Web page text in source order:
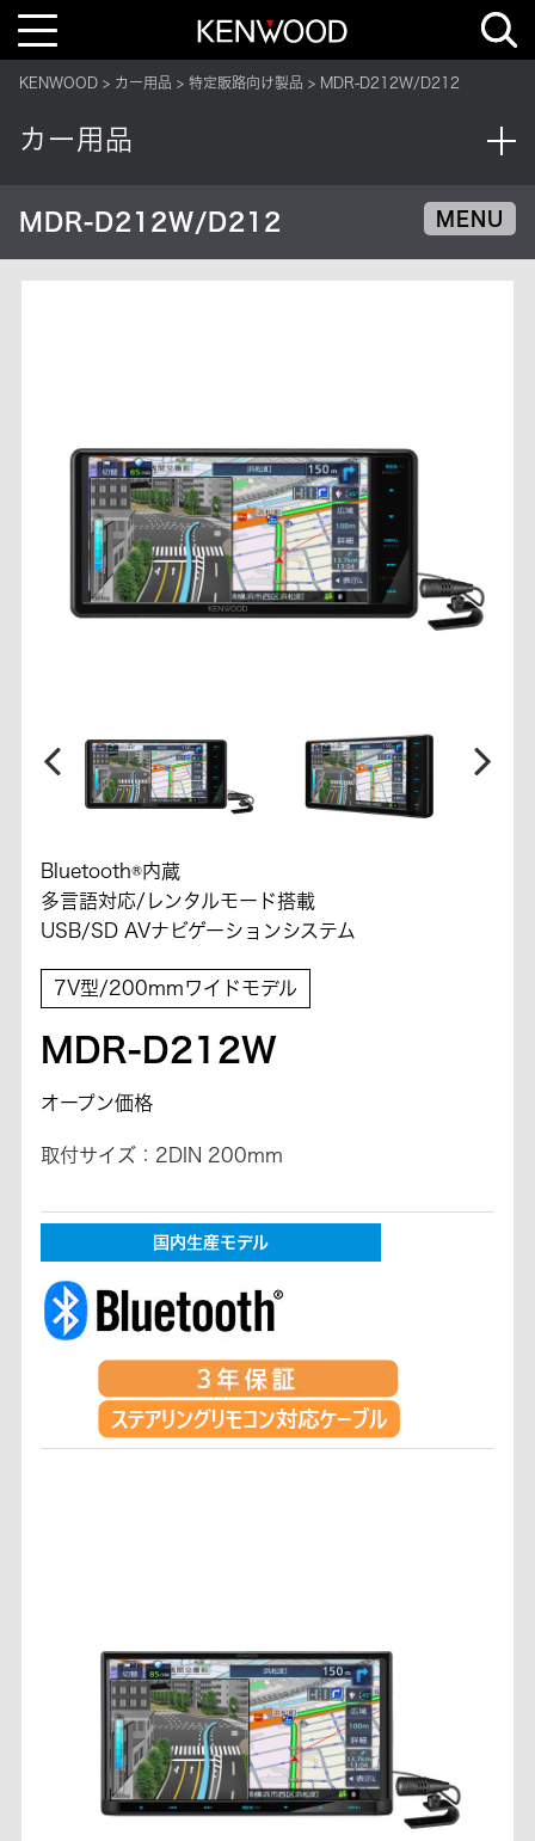
T
l
a
v
t
o
KENWOOD カー用品 特定販路向け製品 MDR-D212W/D212
カー用品
MDR-D212W/D212 MENU
Bluetooth®内蔵
多言語対応/レンタルモード搭載
USB/SD AVナビゲーションシステム
7V型/200mmワイドモデル
MDR-D212W
オープン価格
取付サイズ：2DIN 200mm
国内生産モデル